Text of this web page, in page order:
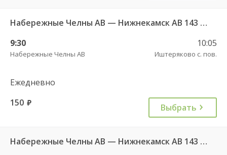
Набережные Челны АВ — Нижнекамск АВ 143 РТ
9:30
Набережные Челны АВ
10:05
Иштеряково с. пов.
Ежедневно
150 руб. Выбрать
Набережные Челны АВ — Нижнекамск АВ 143 РТ